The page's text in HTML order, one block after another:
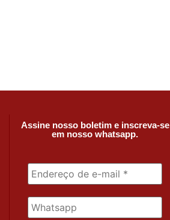
Assine nosso boletim e inscreva-se
em nosso whatsapp.